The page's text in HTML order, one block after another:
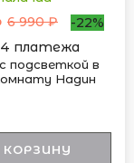
6 990 ₽
-22%
платежа
подсветкой в
Надин
КОРЗИНУ